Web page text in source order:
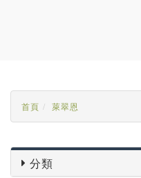
首頁 萊翠恩
分類